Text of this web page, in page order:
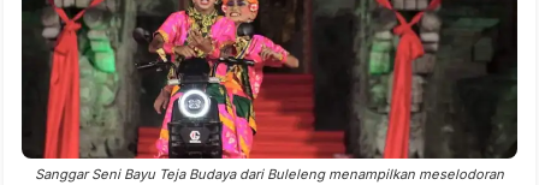
Sanggar Seni Bayu Teja Budaya dari Buleleng menampilkan meselodoran